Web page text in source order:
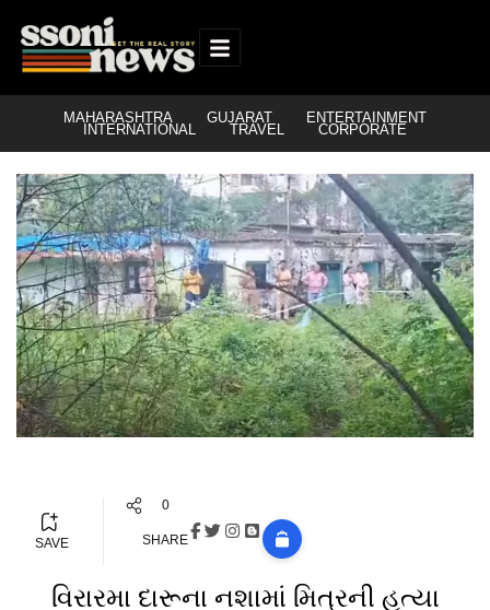
MAHARASHTRA GUJARAT ENTERTAINMENT
INTERNATIONAL TRAVEL CORPORATE
SAVE
0
SHARE
વિરારમા દારૂના નશામાં મિત્રની હત્યા